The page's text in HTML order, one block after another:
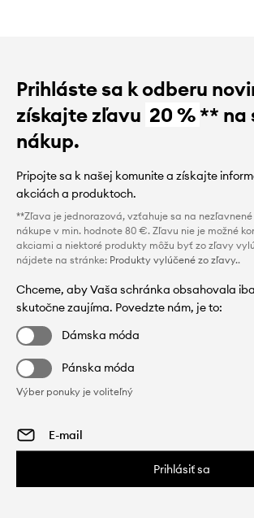
Prihláste sa k odberu
získajte zľavu 20 %** na
nákup.
Pripojte sa k našej komunite a získajte
akciách a produktoch.
**Zľava je jednorazová, vzťahuje sa na
nákupe v min. hodnote 80 €. Zľavu nie je možné
akciami a niektoré produkty môžu byť zo zľavy
nájdete na stránke: Produkty vylúčené zo zľavy..
Chceme, aby Vaša schránka obsahovala
skutočne zaujíma. Povedzte nám, je to:
Dámska móda
Pánska móda
Výber ponuky je voliteľný
Prihlásiť sa